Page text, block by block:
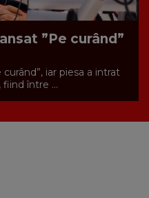
”Pe curând”
iar piesa a intrat
între ...